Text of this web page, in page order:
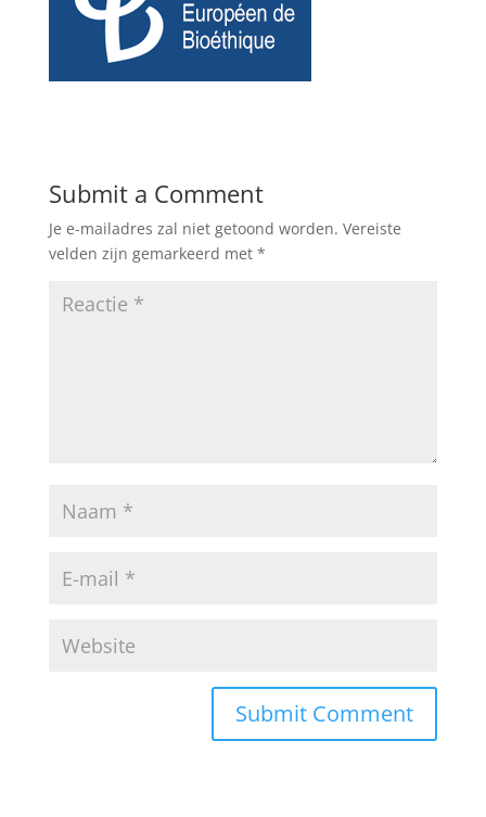
Submit a Comment
Je e-mailadres zal niet getoond worden. Vereiste
velden zijn gemarkeerd met *